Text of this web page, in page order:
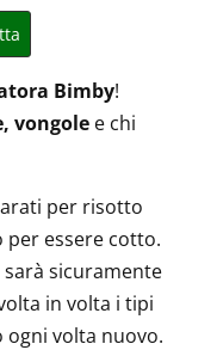
Bimby!
vongolee chi
per risotto
per essere cotto.
sarà sicuramente
in volta i tipi
volta nuovo.